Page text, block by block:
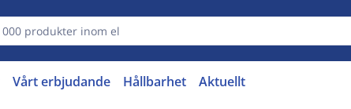
Vårt erbjudande Hållbarhet Aktuellt